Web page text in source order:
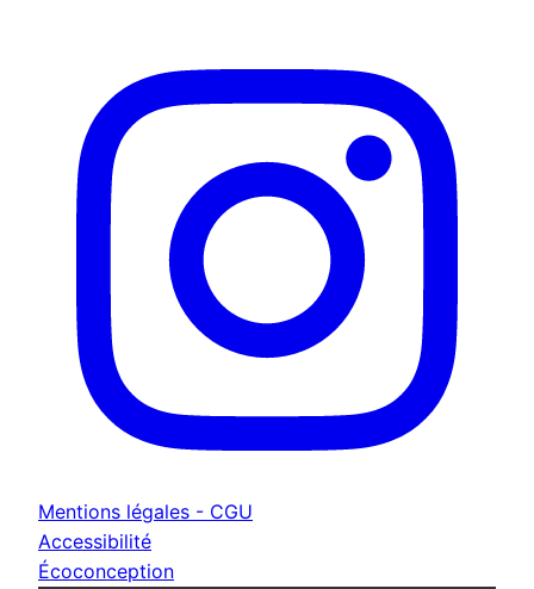
Mentions légales - CGU
Accessibilité
Écoconception